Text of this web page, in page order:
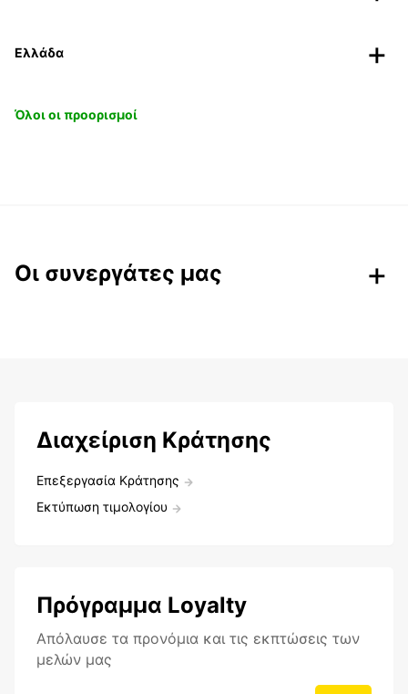
Ελλάδα
Όλοι οι προορισμοί
Οι συνεργάτες μας
Διαχείριση Κράτησης
Επεξεργασία Κράτησης
Εκτύπωση τιμολογίου
Πρόγραμμα Loyalty
Aπόλαυσε τα προνόμια και τις εκπτώσεις των
μελών μας